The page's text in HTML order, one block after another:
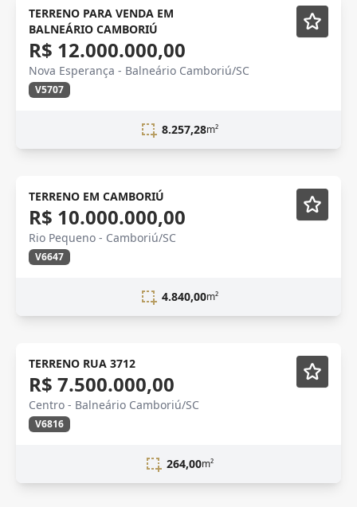
NOVIDADE
TERRENO PARA VENDA EM
BALNEÁRIO CAMBORIÚ
R$ 12.000.000,00
Nova Esperança - Balneário Camboriú/SC
V5707
8.257,28m²
TERRENO EM CAMBORIÚ
R$ 10.000.000,00
Rio Pequeno - Camboriú/SC
V6647
4.840,00m²
Novidade
TERRENO RUA 3712
R$ 7.500.000,00
Centro - Balneário Camboriú/SC
V6816
264,00m²